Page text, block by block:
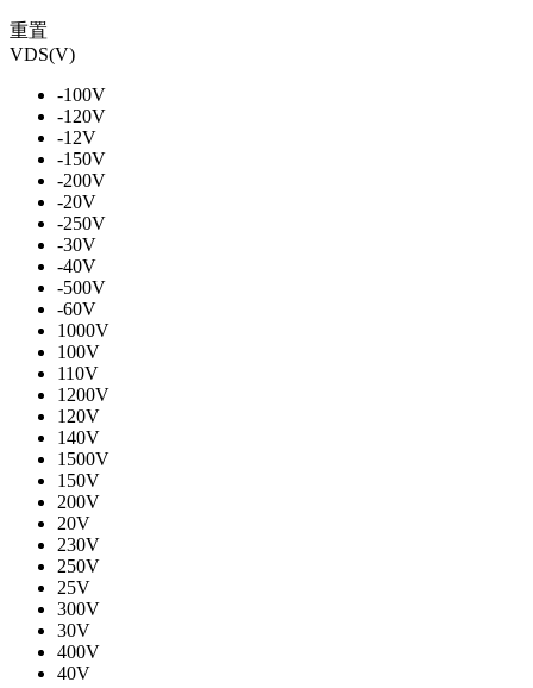
重置
VDS(V)
-100V
-120V
-12V
-150V
-200V
-20V
-250V
-30V
-40V
-500V
-60V
1000V
100V
110V
1200V
120V
140V
1500V
150V
200V
20V
230V
250V
25V
300V
30V
400V
40V